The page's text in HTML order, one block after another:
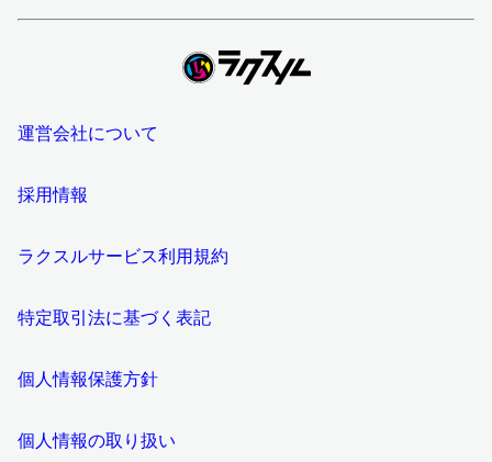
運営会社について
採用情報
ラクスルサービス利用規約
特定取引法に基づく表記
個人情報保護方針
個人情報の取り扱い